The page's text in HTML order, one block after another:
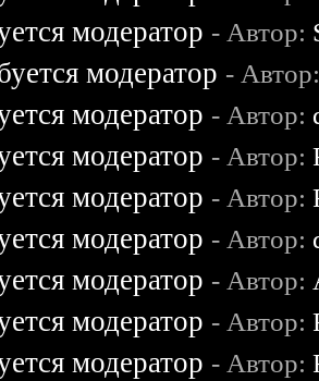
модератор - Автор:
модератор -
модератор - Автор:
модератор - Автор:
модератор - Автор:
модератор - Автор:
модератор - Автор:
модератор - Автор:
модератор - Автор: